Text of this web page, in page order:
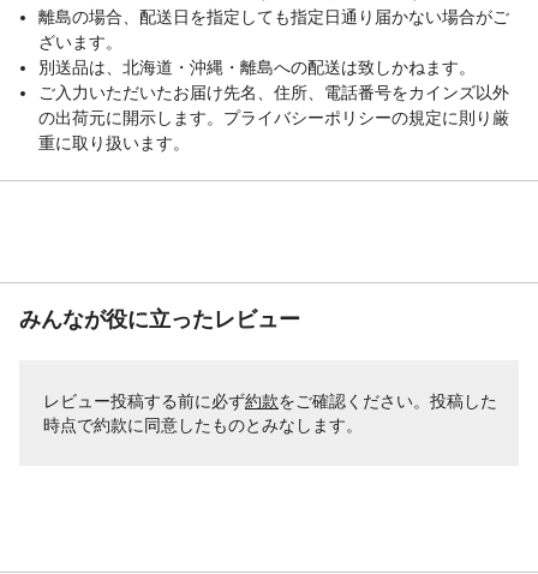
離島の場合、配送日を指定しても指定日通り届かない場合がご
ざいます。
別送品は、北海道・沖縄・離島への配送は致しかねます。
ご入力いただいたお届け先名、住所、電話番号をカインズ以外
の出荷元に開示します。プライバシーポリシーの規定に則り厳
重に取り扱います。
みんなが役に立ったレビュー
レビュー投稿する前に必ず約款をご確認ください。投稿した
時点で約款に同意したものとみなします。